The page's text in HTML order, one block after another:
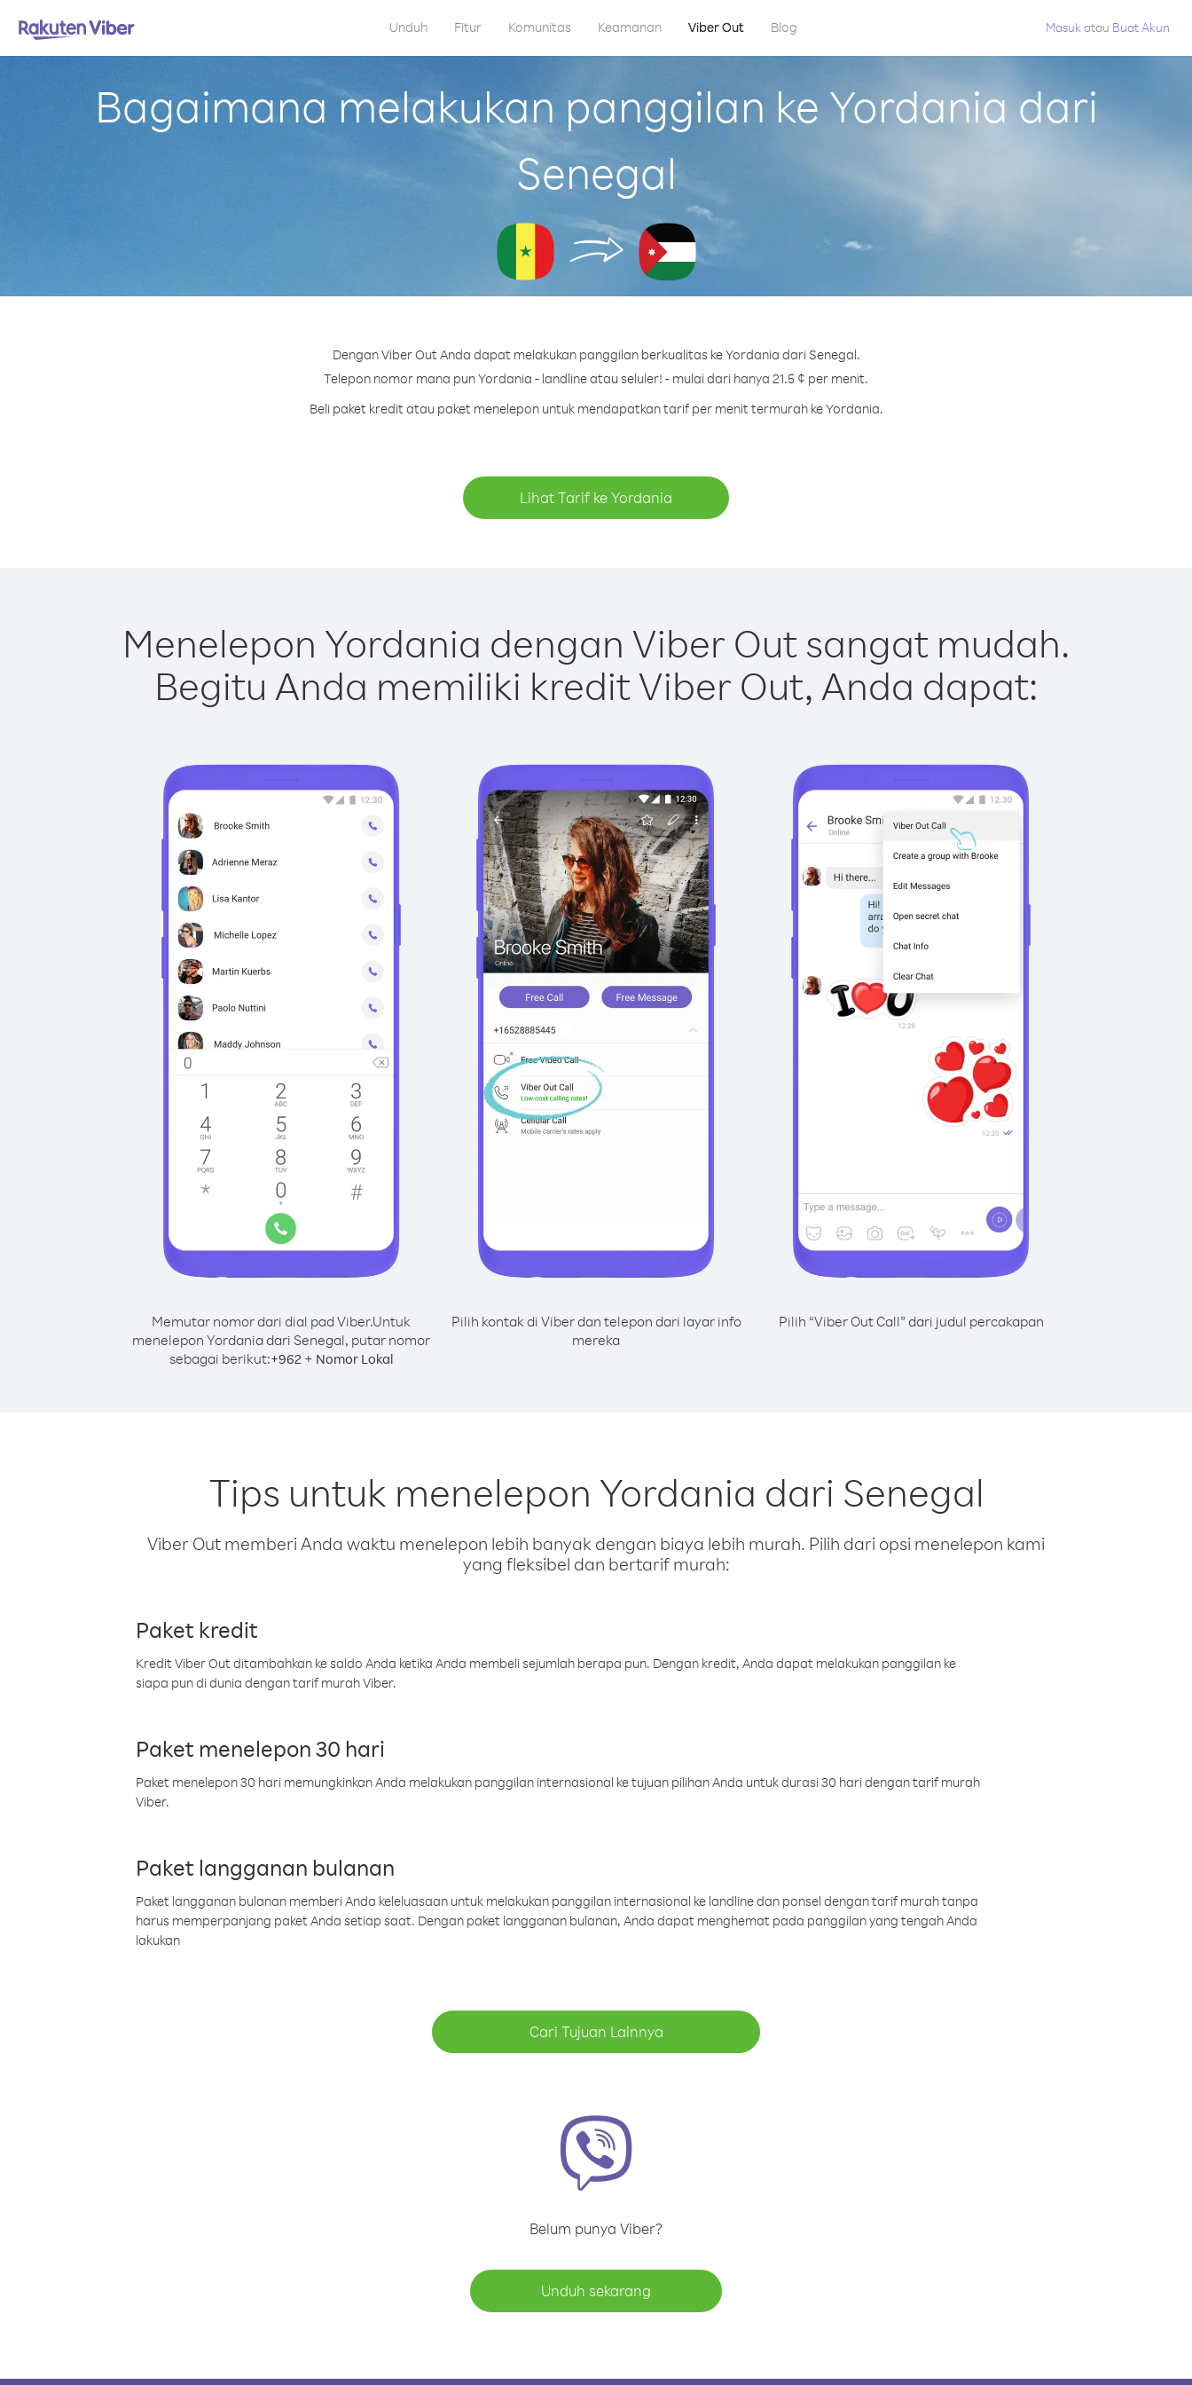
Unduh Fitur Komunitas Keamanan Viber Out Blog Masuk atau Buat Akun
Bagaimana melakukan panggilan ke Yordania dari
Senegal
Dengan Viber Out Anda dapat melakukan panggilan berkualitas ke Yordania dari Senegal.
Telepon nomor mana pun Yordania - landline atau seluler! - mulai dari hanya 21.5 ¢ per menit.
Beli paket kredit atau paket menelepon untuk mendapatkan tarif per menit termurah ke Yordania.
Lihat Tarif ke Yordania
Menelepon Yordania dengan Viber Out sangat mudah.
Begitu Anda memiliki kredit Viber Out, Anda dapat:
Memutar nomor dari dial pad Viber.Untuk
menelepon Yordania dari Senegal, putar nomor
sebagai berikut:+962+ Nomor Lokal
Pilih kontak di Viber dan telepon dari layar info
mereka
Pilih “Viber Out Call” dari judul percakapan
Tips untuk menelepon Yordania dari Senegal
Viber Out memberi Anda waktu menelepon lebih banyak dengan biaya lebih murah. Pilih dari opsi menelepon kami
yang fleksibel dan bertarif murah:
Paket kredit
Kredit Viber Out ditambahkan ke saldo Anda ketika Anda membeli sejumlah berapa pun. Dengan kredit, Anda dapat melakukan panggilan ke
siapa pun di dunia dengan tarif murah Viber.
Paket menelepon 30 hari
Paket menelepon 30 hari memungkinkan Anda melakukan panggilan internasional ke tujuan pilihan Anda untuk durasi 30 hari dengan tarif murah
Viber.
Paket langganan bulanan
Paket langganan bulanan memberi Anda keleluasaan untuk melakukan panggilan internasional ke landline dan ponsel dengan tarif murah tanpa
harus memperpanjang paket Anda setiap saat. Dengan paket langganan bulanan, Anda dapat menghemat pada panggilan yang tengah Anda
lakukan
Cari Tujuan Lainnya
Belum punya Viber?
Unduh sekarang